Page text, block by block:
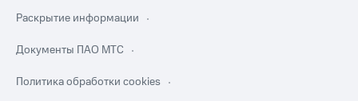
Раскрытие информации
Документы ПАО МТС
Политика обработки cookies